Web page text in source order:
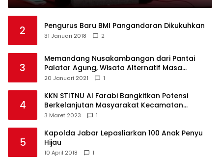
2 Pengurus Baru BMI Pangandaran Dikukuhkan
31 Januari 2018 2
3
Memandang Nusakambangan dari Pantai
Palatar Agung, Wisata Alternatif Masa
Pandemi
20 Januari 2021 1
4
KKN STITNU Al Farabi Bangkitkan Potensi
Berkelanjutan Masyarakat Kecamatan
Langkaplancar
3 Maret 2023 1
5
Kapolda Jabar Lepasliarkan 100 Anak Penyu
Hijau
10 April 2018 1